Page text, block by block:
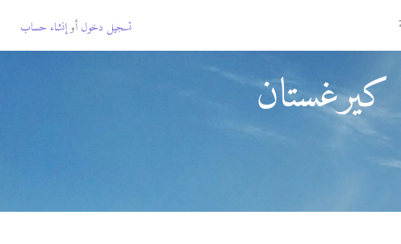
تسجيل دخول أوإنشاء حساب